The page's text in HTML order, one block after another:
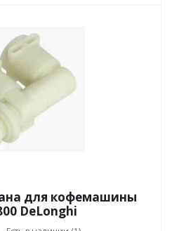
для кофемашины
DeLonghi